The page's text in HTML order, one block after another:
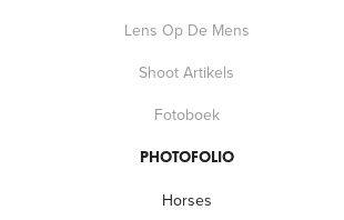
Lens Op De Mens
Shoot Artikels
Fotoboek
PHOTOFOLIO
Horses